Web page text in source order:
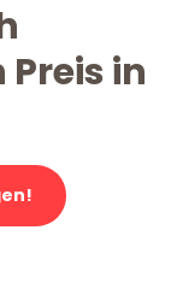
in